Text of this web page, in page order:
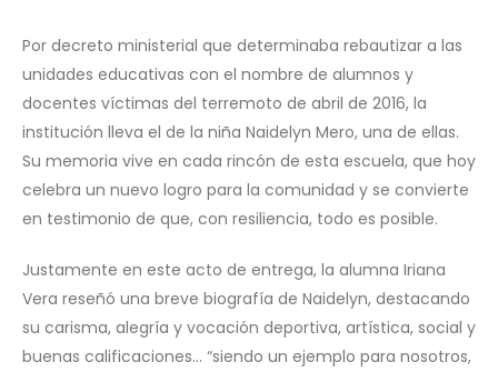
Por decreto ministerial que determinaba rebautizar a las
unidades educativas con el nombre de alumnos y
docentes víctimas del terremoto de abril de 2016, la
institución lleva el de la niña Naidelyn Mero, una de ellas.
Su memoria vive en cada rincón de esta escuela, que hoy
celebra un nuevo logro para la comunidad y se convierte
en testimonio de que, con resiliencia, todo es posible.
Justamente en este acto de entrega, la alumna Iriana
Vera reseñó una breve biografía de Naidelyn, destacando
su carisma, alegría y vocación deportiva, artística, social y
buenas calificaciones… “siendo un ejemplo para nosotros,